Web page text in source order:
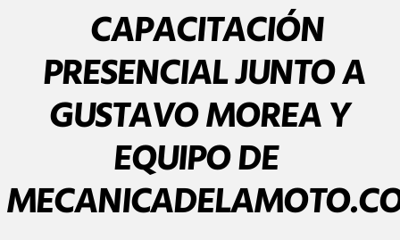
CAPACITACIÓN
PRESENCIAL JUNTO A
GUSTAVO MOREA Y
EQUIPO DE